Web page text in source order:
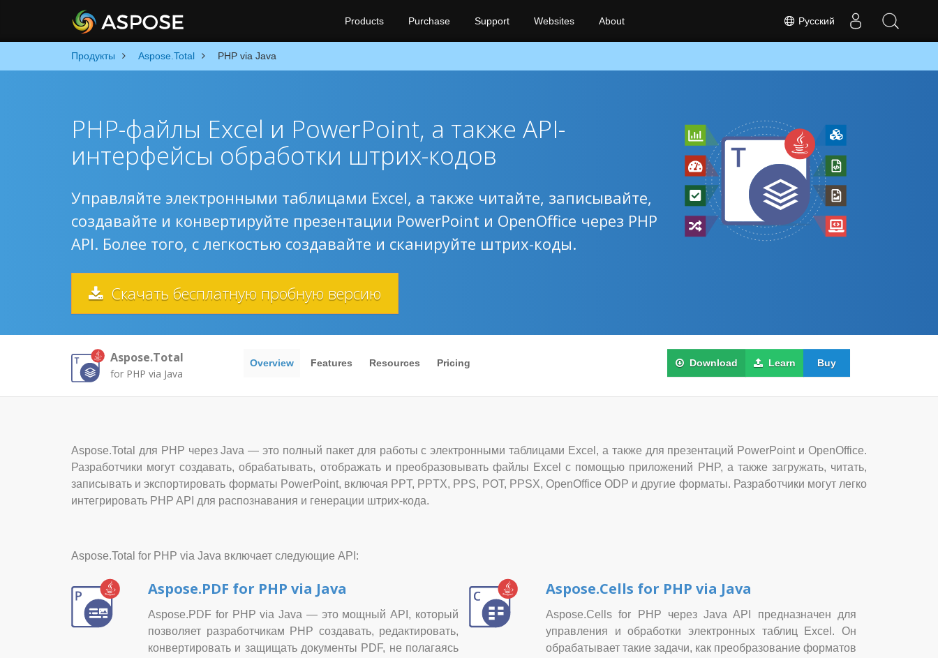
Русский
Products Purchase Support Websites About
Продукты Aspose.Total PHP via Java
PHP-файлы Excel и PowerPoint, а также API-
интерфейсы обработки штрих-кодов
Управляйте электронными таблицами Excel, а также читайте, записывайте,
создавайте и конвертируйте презентации PowerPoint и OpenOffice через PHP
API. Более того, с легкостью создавайте и сканируйте штрих-коды.
Скачать бесплатную пробную версию
Aspose.Total
for PHP via Java
Overview Features Resources Pricing Download Learn Buy
Aspose.Total для PHP через Java — это полный пакет для работы с электронными таблицами Excel, а также для презентаций PowerPoint и OpenOffice.
Разработчики могут создавать, обрабатывать, отображать и преобразовывать файлы Excel с помощью приложений PHP, а также загружать, читать,
записывать и экспортировать форматы PowerPoint, включая PPT, PPTX, PPS, POT, PPSX, OpenOffice ODP и другие форматы. Разработчики могут легко
интегрировать PHP API для распознавания и генерации штрих-кода.
Aspose.Total for PHP via Java включает следующие API:
Aspose.PDF for PHP via Java
Aspose.PDF for PHP via Java — это мощный API, который
позволяет разработчикам PHP создавать, редактировать,
конвертировать и защищать документы PDF, не полагаясь
Aspose.Cells for PHP via Java
Aspose.Cells for PHP через Java API предназначен для
управления и обработки электронных таблиц Excel. Он
обрабатывает такие задачи, как преобразование форматов